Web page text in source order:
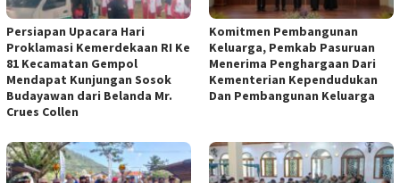
Persiapan Upacara Hari
Proklamasi Kemerdekaan RI Ke
81 Kecamatan Gempol
Mendapat Kunjungan Sosok
Budayawan dari Belanda Mr.
Crues Collen
Komitmen Pembangunan
Keluarga, Pemkab Pasuruan
Menerima Penghargaan Dari
Kementerian Kependudukan
Dan Pembangunan Keluarga